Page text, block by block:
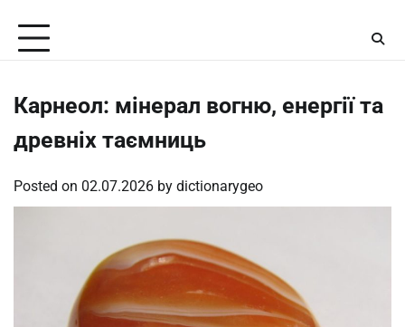
content
Карнеол: мінерал вогню, енергії та
древніх таємниць
Posted on 02.07.2026 by dictionarygeo